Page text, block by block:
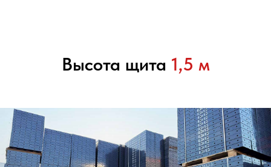
Высота щита 1,5 м